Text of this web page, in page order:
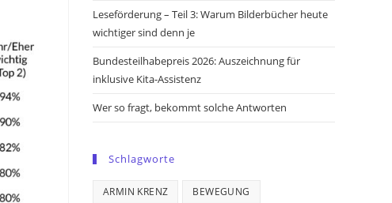
Leseförderung – Teil 3: Warum Bilderbücher heute
wichtiger sind denn je
Bundesteilhabepreis 2026: Auszeichnung für
inklusive Kita-Assistenz
Wer so fragt, bekommt solche Antworten
Schlagworte
ARMIN KRENZ BEWEGUNG